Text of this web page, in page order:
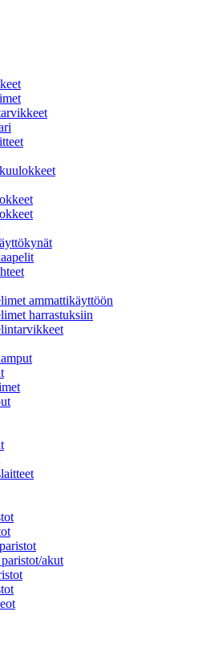
ammattikäyttöön
harrastuksiin
akut